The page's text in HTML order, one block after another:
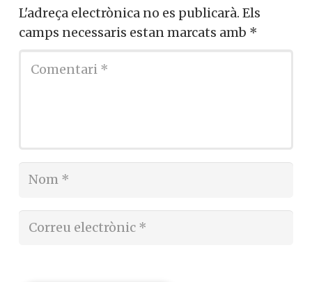
L'adreça electrònica no es publicarà. Els
camps necessaris estan marcats amb *